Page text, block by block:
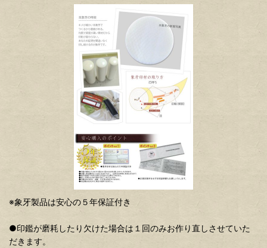
※象牙製品は安心の５年保証付き
●印鑑が磨耗したり欠けた場合は１回のみお作り直しさせていた
だきます。